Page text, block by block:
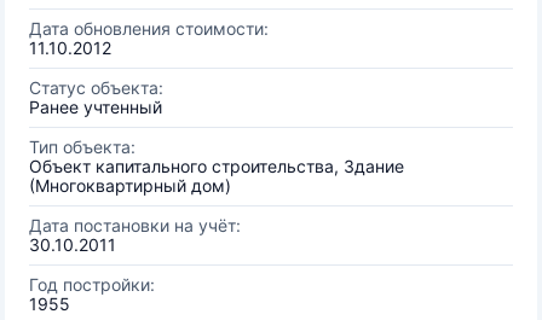
Дата обновления стоимости:
11.10.2012
Статус объекта:
Ранее учтенный
Тип объекта:
Объект капитального строительства, Здание
(Многоквартирный дом)
Дата постановки на учёт:
30.10.2011
Год постройки:
1955